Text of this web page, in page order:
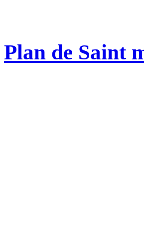
Plan de Saint